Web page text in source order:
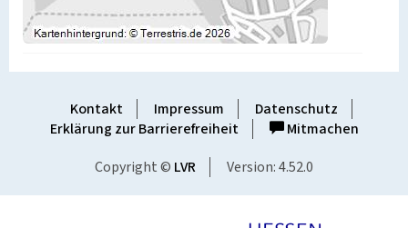
Kontakt Impressum
Datenschutz
Erklärung zur Barrierefreiheit
Mitmachen
Copyright © LVR Version: 4.52.0